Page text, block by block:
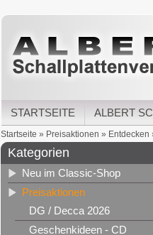
STARTSEITE ALBERT
Startseite » Preisaktionen » Entdecken
Kategorien
Neu im Classic-Shop
Preisaktionen
DG / Decca 2026
Geschenkideen - CD